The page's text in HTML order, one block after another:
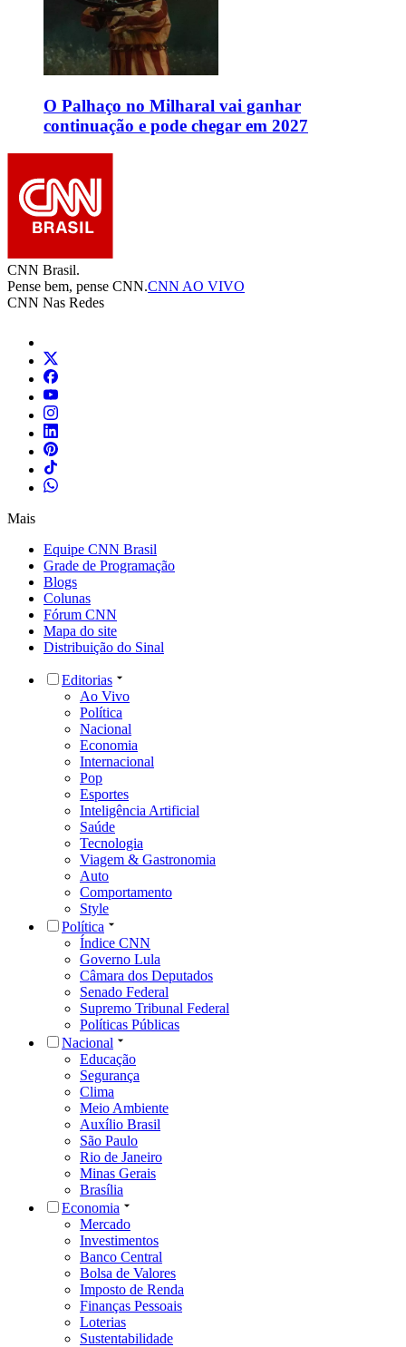
O Palhaço no Milharal vai ganhar
continuação e pode chegar em 2027
CNN Brasil.
Pense bem, pense CNN.CNN AO VIVO
CNN Nas Redes
Mais
Equipe CNN Brasil
Grade de Programação
Blogs
Colunas
Fórum CNN
Mapa do site
Distribuição do Sinal
Editorias
Ao Vivo
Política
Nacional
Economia
Internacional
Pop
Esportes
Inteligência Artificial
Saúde
Tecnologia
Viagem & Gastronomia
Auto
Comportamento
Style
Política
Índice CNN
Governo Lula
Câmara dos Deputados
Senado Federal
Supremo Tribunal Federal
Políticas Públicas
Nacional
Educação
Segurança
Clima
Meio Ambiente
Auxílio Brasil
São Paulo
Rio de Janeiro
Minas Gerais
Brasília
Economia
Mercado
Investimentos
Banco Central
Bolsa de Valores
Imposto de Renda
Finanças Pessoais
Loterias
Sustentabilidade